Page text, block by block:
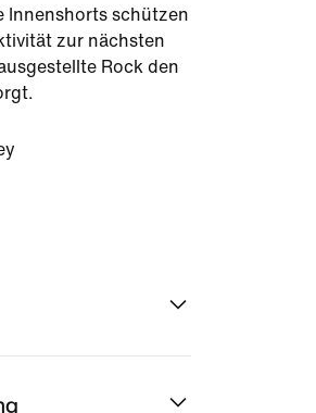
Innenshorts schützen
zur nächsten
Rock den